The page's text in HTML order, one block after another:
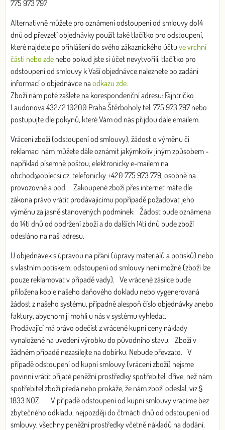
775 973 797
Alternativně můžete pro oznámení odstoupení od smlouvy do14
dnů od převzetí objednávky použít také tlačítko pro odstoupení,
které najdete po přihlášení do svého zákaznického účtu ve vrchní
části nebo zde nebo pokud jste si účet nevytvořili, tlačítko pro
odstoupení od smlouvy k Vaší objednávce naleznete po zadání
informací o objednávce na odkazu zde.
Zboží nám poté zašlete na korespondenční adresu: Fajntričko
Laudonova 432/2 10200 Praha Štěrboholy tel. 775 973 797 nebo
postupujte dle pokynů, které Vám od nás přijdou dále emailem.
Vrácení zboží (odstoupení od smlouvy), žádost o výměnu či
reklamaci nám můžete dále oznámit jakýmkoliv jiným způsobem -
například písemně poštou, elektronicky e-mailem na
obchod@oblecsi.cz, telefonicky +420 775 973 779, osobně na
provozovně a pod. Zakoupené zboží přes internet máte dle
zákona právo vrátit prodávajícímu popřípadě požadovat jeho
výměnu za jasně stanovených podmínek: Žádost bude oznámena
do 14ti dnů od obdržení zboží a do dalších 14ti dnů bude zboží
odesláno na naši adresu.
U objednávek s úpravou na přání (úpravy materiálů a potisků) nebo
s vlastním potiskem, odstoupení od smlouvy není možné (zboží lze
pouze reklamovat v případě vady). Ve vrácené zásilce bude
přiložena kopie našeho daňového dokladu nebo vygenerovaná
žádost z našeho systému, případně alespoň číslo objednávky anebo
faktury, abychom ji mohli u nás v systému vyhledat.
Prodávající má právo odečíst z vrácené kupní ceny náklady
vynaložené na uvedení výrobku do původního stavu. Zboží v
žádném případě nezasílejte na dobírku. Nebude převzato. V
případě odstoupení od kupní smlouvy (vrácení zboží) nejsme
povinni vrátit přijaté peněžní prostředky spotřebiteli dříve, než nám
spotřebitel zboží předá nebo prokáže, že nám zboží odeslal, viz §
1833 NOZ. V případě odstoupení od kupní smlouvy vracíme bez
zbytečného odkladu, nejpozději do čtrnácti dnů od odstoupení od
smlouvy, všechny peněžní prostředky včetně nákladů na dodání,